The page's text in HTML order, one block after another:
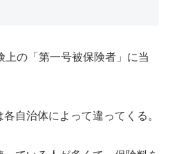
の「第一号被保険者」に当
自治体によって違ってくる。